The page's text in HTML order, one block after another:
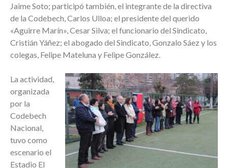
Jaime Soto; participó también, el integrante de la directiva
de la Codebech, Carlos Ulloa; el presidente del querido
«Aguirre Marín», Cesar Silva; el funcionario del Sindicato,
Cristián Yáñez; el abogado del Sindicato, Gonzalo Sáez y los
colegas, Felipe Mateluna y Felipe González.
La actividad,
organizada
por la
Codebech
Nacional,
tuvo como
escenario el
Estadio El